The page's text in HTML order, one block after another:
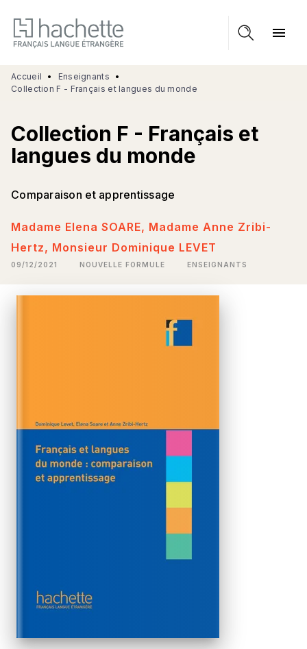
MENU RECHERCHE
CONTENU
PIED DE PAGE
menu
Accueil • Enseignants
•
Collection F - Français et langues du monde
Collection F - Français et
langues du monde
Comparaison et apprentissage
Madame Elena SOARE, Madame Anne Zribi-
Hertz, Monsieur Dominique LEVET
09/12/2021 NOUVELLE FORMULE ENSEIGNANTS